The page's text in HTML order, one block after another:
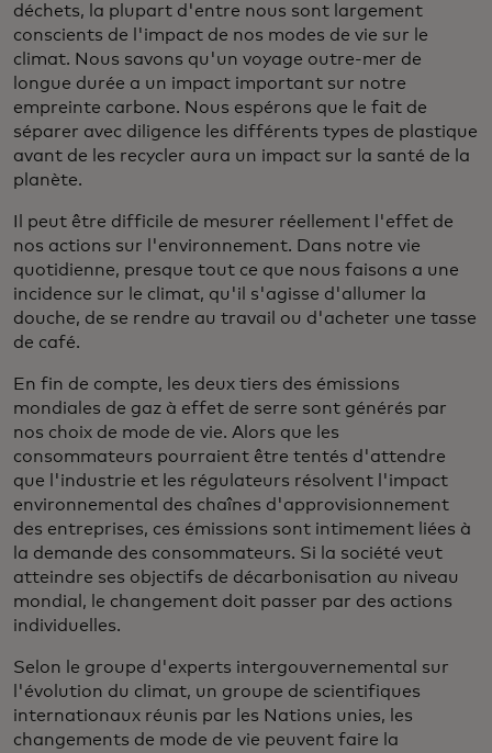
déchets, la plupart d'entre nous sont largement
conscients de l'impact de nos modes de vie sur le
climat. Nous savons qu'un voyage outre-mer de
longue durée a un impact important sur notre
empreinte carbone. Nous espérons que le fait de
séparer avec diligence les différents types de plastique
avant de les recycler aura un impact sur la santé de la
planète.
Il peut être difficile de mesurer réellement l'effet de
nos actions sur l'environnement. Dans notre vie
quotidienne, presque tout ce que nous faisons a une
incidence sur le climat, qu'il s'agisse d'allumer la
douche, de se rendre au travail ou d'acheter une tasse
de café.
En fin de compte, les deux tiers des émissions
mondiales de gaz à effet de serre sont générés par
nos choix de mode de vie. Alors que les
consommateurs pourraient être tentés d'attendre
que l'industrie et les régulateurs résolvent l'impact
environnemental des chaînes d'approvisionnement
des entreprises, ces émissions sont intimement liées à
la demande des consommateurs. Si la société veut
atteindre ses objectifs de décarbonisation au niveau
mondial, le changement doit passer par des actions
individuelles.
Selon le groupe d'experts intergouvernemental sur
l'évolution du climat, un groupe de scientifiques
internationaux réunis par les Nations unies, les
changements de mode de vie peuvent faire la